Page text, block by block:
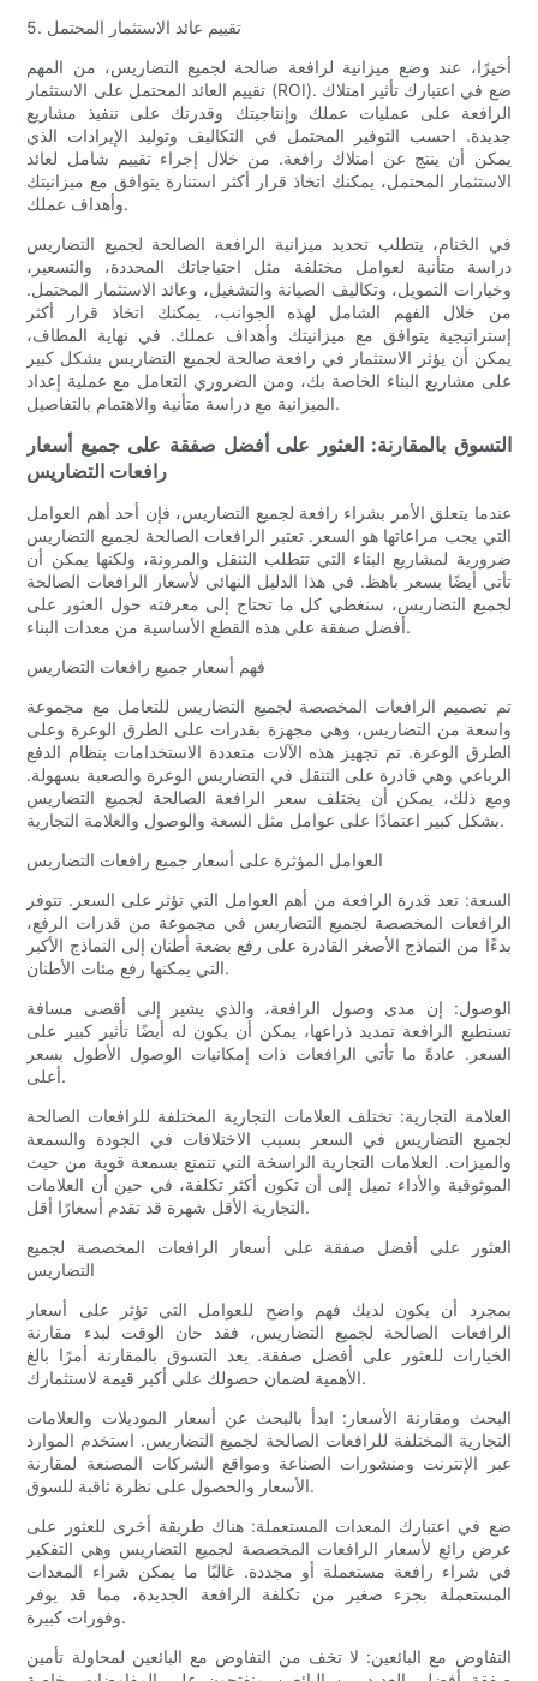
5. تقييم عائد الاستثمار المحتمل
أخيرًا، عند وضع ميزانية لرافعة صالحة لجميع التضاريس، من المهم
تقييم العائد المحتمل على الاستثمار (ROI). ضع في اعتبارك تأثير امتلاك
الرافعة على عمليات عملك وإنتاجيتك وقدرتك على تنفيذ مشاريع
جديدة. احسب التوفير المحتمل في التكاليف وتوليد الإيرادات الذي
يمكن أن ينتج عن امتلاك رافعة. من خلال إجراء تقييم شامل لعائد
الاستثمار المحتمل، يمكنك اتخاذ قرار أكثر استنارة يتوافق مع ميزانيتك
وأهداف عملك.
في الختام، يتطلب تحديد ميزانية الرافعة الصالحة لجميع التضاريس
دراسة متأنية لعوامل مختلفة مثل احتياجاتك المحددة، والتسعير،
وخيارات التمويل، وتكاليف الصيانة والتشغيل، وعائد الاستثمار المحتمل.
من خلال الفهم الشامل لهذه الجوانب، يمكنك اتخاذ قرار أكثر
إستراتيجية يتوافق مع ميزانيتك وأهداف عملك. في نهاية المطاف،
يمكن أن يؤثر الاستثمار في رافعة صالحة لجميع التضاريس بشكل كبير
على مشاريع البناء الخاصة بك، ومن الضروري التعامل مع عملية إعداد
الميزانية مع دراسة متأنية والاهتمام بالتفاصيل.
التسوق بالمقارنة: العثور على أفضل صفقة على جميع أسعار
رافعات التضاريس
عندما يتعلق الأمر بشراء رافعة لجميع التضاريس، فإن أحد أهم العوامل
التي يجب مراعاتها هو السعر. تعتبر الرافعات الصالحة لجميع التضاريس
ضرورية لمشاريع البناء التي تتطلب التنقل والمرونة، ولكنها يمكن أن
تأتي أيضًا بسعر باهظ. في هذا الدليل النهائي لأسعار الرافعات الصالحة
لجميع التضاريس، سنغطي كل ما تحتاج إلى معرفته حول العثور على
أفضل صفقة على هذه القطع الأساسية من معدات البناء.
فهم أسعار جميع رافعات التضاريس
تم تصميم الرافعات المخصصة لجميع التضاريس للتعامل مع مجموعة
واسعة من التضاريس، وهي مجهزة بقدرات على الطرق الوعرة وعلى
الطرق الوعرة. تم تجهيز هذه الآلات متعددة الاستخدامات بنظام الدفع
الرباعي وهي قادرة على التنقل في التضاريس الوعرة والصعبة بسهولة.
ومع ذلك، يمكن أن يختلف سعر الرافعة الصالحة لجميع التضاريس
بشكل كبير اعتمادًا على عوامل مثل السعة والوصول والعلامة التجارية.
العوامل المؤثرة على أسعار جميع رافعات التضاريس
السعة: تعد قدرة الرافعة من أهم العوامل التي تؤثر على السعر. تتوفر
الرافعات المخصصة لجميع التضاريس في مجموعة من قدرات الرفع،
بدءًا من النماذج الأصغر القادرة على رفع بضعة أطنان إلى النماذج الأكبر
التي يمكنها رفع مئات الأطنان.
الوصول: إن مدى وصول الرافعة، والذي يشير إلى أقصى مسافة
تستطيع الرافعة تمديد ذراعها، يمكن أن يكون له أيضًا تأثير كبير على
السعر. عادةً ما تأتي الرافعات ذات إمكانيات الوصول الأطول بسعر
أعلى.
العلامة التجارية: تختلف العلامات التجارية المختلفة للرافعات الصالحة
لجميع التضاريس في السعر بسبب الاختلافات في الجودة والسمعة
والميزات. العلامات التجارية الراسخة التي تتمتع بسمعة قوية من حيث
الموثوقية والأداء تميل إلى أن تكون أكثر تكلفة، في حين أن العلامات
التجارية الأقل شهرة قد تقدم أسعارًا أقل.
العثور على أفضل صفقة على أسعار الرافعات المخصصة لجميع
التضاريس
بمجرد أن يكون لديك فهم واضح للعوامل التي تؤثر على أسعار
الرافعات الصالحة لجميع التضاريس، فقد حان الوقت لبدء مقارنة
الخيارات للعثور على أفضل صفقة. يعد التسوق بالمقارنة أمرًا بالغ
الأهمية لضمان حصولك على أكبر قيمة لاستثمارك.
البحث ومقارنة الأسعار: ابدأ بالبحث عن أسعار الموديلات والعلامات
التجارية المختلفة للرافعات الصالحة لجميع التضاريس. استخدم الموارد
عبر الإنترنت ومنشورات الصناعة ومواقع الشركات المصنعة لمقارنة
الأسعار والحصول على نظرة ثاقبة للسوق.
ضع في اعتبارك المعدات المستعملة: هناك طريقة أخرى للعثور على
عرض رائع لأسعار الرافعات المخصصة لجميع التضاريس وهي التفكير
في شراء رافعة مستعملة أو مجددة. غالبًا ما يمكن شراء المعدات
المستعملة بجزء صغير من تكلفة الرافعة الجديدة، مما قد يوفر
وفورات كبيرة.
التفاوض مع البائعين: لا تخف من التفاوض مع البائعين لمحاولة تأمين